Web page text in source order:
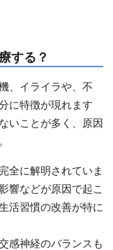
する？
、イライラや、不
に特徴が現れます
いことが多く、原因
全に解明されていま
響などが原因で起こ
活習慣の改善が特に
感神経のバランスも